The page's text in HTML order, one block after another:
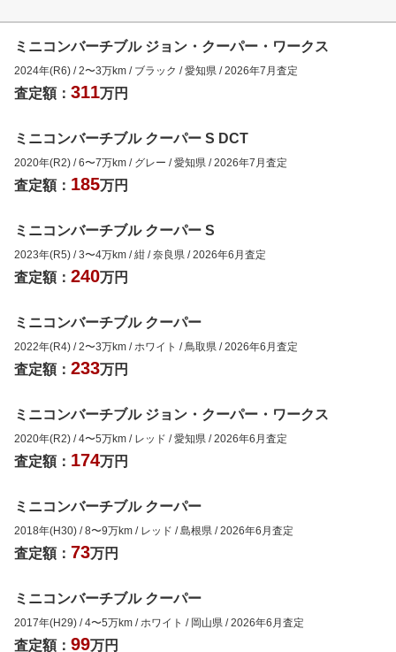
ミニコンバーチブル ジョン・クーパー・ワークス
2024年(R6) /2〜3万km / ブラック /愛知県 /2026年7月査定
査定額： 311万円
ミニコンバーチブル クーパー S DCT
2020年(R2) /6〜7万km / グレー /愛知県 /2026年7月査定
査定額： 185万円
ミニコンバーチブル クーパー S
2023年(R5) /3〜4万km /紺 /奈良県 /2026年6月査定
査定額： 240万円
ミニコンバーチブル クーパー
2022年(R4) /2〜3万km / ホワイト / 鳥取県 /2026年6月査定
査定額： 233万円
ミニコンバーチブル ジョン・クーパー・ワークス
2020年(R2) /4〜5万km / レッド /愛知県 /2026年6月査定
査定額： 174万円
ミニコンバーチブル クーパー
2018年(H30) /8〜9万km / レッド /島根県 /2026年6月査定
査定額： 73万円
ミニコンバーチブル クーパー
2017年(H29) /4〜5万km / ホワイト / 岡山県 /2026年6月査定
査定額： 99万円